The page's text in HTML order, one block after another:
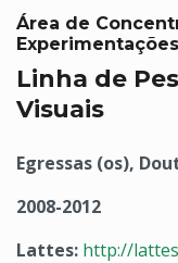
Área de
Linha de
Visuais
Egressas (os),
2008-2012
Lattes: http://